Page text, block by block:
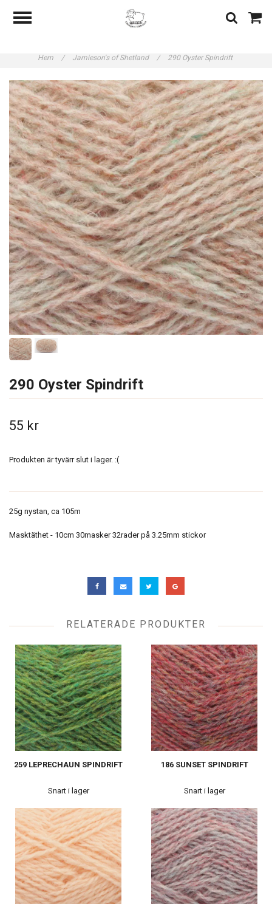
Hem / Jamieson's of Shetland / 290 Oyster Spindrift
290 Oyster Spindrift
55 kr
Produkten är tyvärr slut i lager. :(
25g nystan, ca 105m
Masktäthet - 10cm 30masker 32rader på 3.25mm stickor
RELATERADE PRODUKTER
259 LEPRECHAUN SPINDRIFT
Snart i lager
186 SUNSET SPINDRIFT
Snart i lager